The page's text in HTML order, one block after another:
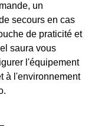
un
secours en cas
de praticité et
saura vous
l'équipement
à l'environnement